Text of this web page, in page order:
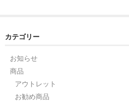
カテゴリー
お知らせ
商品
アウトレット
お勧め商品